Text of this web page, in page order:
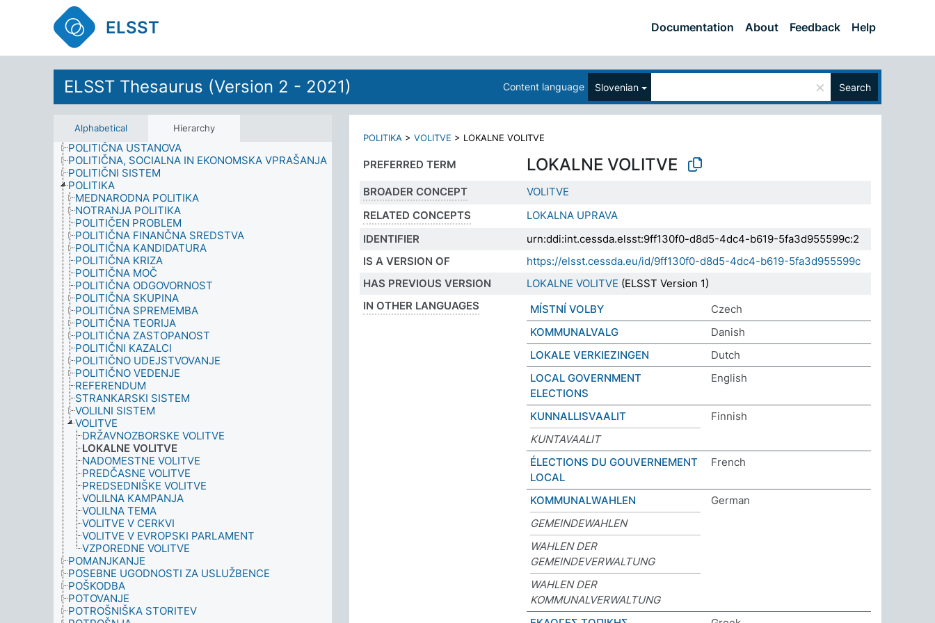
ELSST Documentation About Feedback Help
ELSST Thesaurus (Version 2 - 2021) Content language Slovenian × Search
Alphabetical Hierarchy
ORGANIZACIJA
OSEBNOST
PEVEC
PODATKI
PODJETJE
PODNAJEMNIK
PODNEBJE
PODNEBNI PAS
POGODBA IN SPORAZUM
POLITIČNA AKCIJA
POLITIČNA USTANOVA
POLITIČNA, SOCIALNA IN EKONOMSKA VPRAŠANJA
POLITIČNI SISTEM
POLITIKA
MEDNARODNA POLITIKA
NOTRANJA POLITIKA
POLITIČEN PROBLEM
POLITIČNA FINANČNA SREDSTVA
POLITIČNA KANDIDATURA
POLITIČNA KRIZA
POLITIČNA MOČ
POLITIČNA ODGOVORNOST
POLITIČNA SKUPINA
POLITIČNA SPREMEMBA
POLITIČNA TEORIJA
POLITIČNA ZASTOPANOST
POLITIČNI KAZALCI
POLITIČNO UDEJSTVOVANJE
POLITIČNO VEDENJE
REFERENDUM
STRANKARSKI SISTEM
VOLILNI SISTEM
VOLITVE
DRŽAVNOZBORSKE VOLITVE
LOKALNE VOLITVE
NADOMESTNE VOLITVE
PREDČASNE VOLITVE
PREDSEDNIŠKE VOLITVE
VOLILNA KAMPANJA
VOLILNA TEMA
VOLITVE V CERKVI
VOLITVE V EVROPSKI PARLAMENT
VZPOREDNE VOLITVE
POMANJKANJE
POSEBNE UGODNOSTI ZA USLUŽBENCE
POŠKODBA
POTOVANJE
POTROŠNIŠKA STORITEV
POLITIKA > VOLITVE > LOKALNE VOLITVE
PREFERRED TERM LOKALNE VOLITVE
BROADER CONCEPT
VOLITVE
RELATED CONCEPTS
LOKALNA UPRAVA
IDENTIFIER
urn:ddi:int.cessda.elsst:9ff130f0-d8d5-4dc4-b619-5fa3d955599c:2
IS A VERSION OF
https://elsst.cessda.eu/id/9ff130f0-d8d5-4dc4-b619-5fa3d955599c
HAS PREVIOUS VERSION
LOKALNE VOLITVE (ELSST Version 1)
IN OTHER LANGUAGES
MÍSTNÍ VOLBY
Czech
KOMMUNALVALG
Danish
LOKALE VERKIEZINGEN
Dutch
LOCAL GOVERNMENT
ELECTIONS
English
KUNNALLISVAALIT
Finnish
KUNTAVAALIT
ÉLECTIONS DU GOUVERNEMENT
LOCAL
French
KOMMUNALWAHLEN
German
GEMEINDEWAHLEN
WAHLEN DER
GEMEINDEVERWALTUNG
WAHLEN DER
KOMMUNALVERWALTUNG